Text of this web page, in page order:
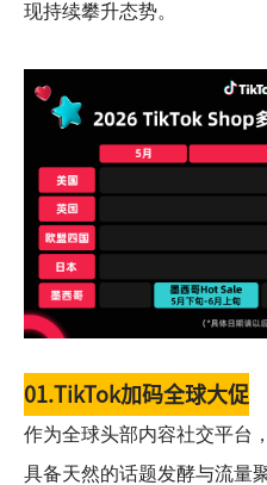
现持续攀升态势。
01. TikTok加码全球大促
作为全球头部内容社交平台，
具备天然的话题发酵与流量